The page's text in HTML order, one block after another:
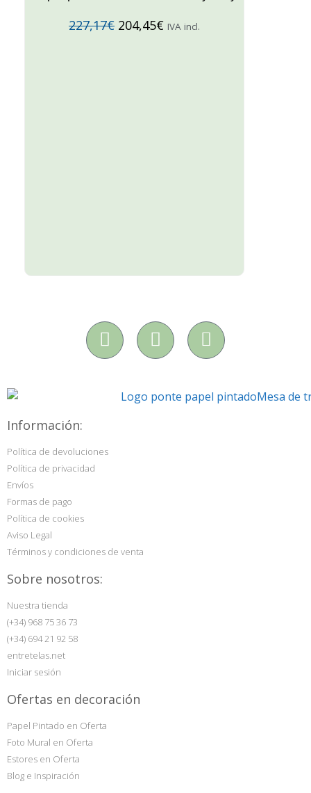
227,17€ 204,45€ IVA incl.
Información:
Política de devoluciones
Política de privacidad
Envíos
Formas de pago
Política de cookies
Aviso Legal
Términos y condiciones de venta
Sobre nosotros:
Nuestra tienda
(+34) 968 75 36 73
(+34) 694 21 92 58
entretelas.net
Iniciar sesión
Ofertas en decoración
Papel Pintado en Oferta
Foto Mural en Oferta
Estores en Oferta
Blog e Inspiración